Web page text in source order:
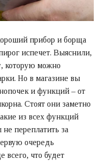
прибор и борща
испечет. Выяснили,
которую можно
Но в магазине вы
и функций – от
Стоят они заметно
из всех функций
переплатить за
очередь
всего, что будет